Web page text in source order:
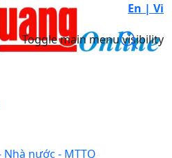
En | Vi
Toggle main menu visibility
nước - MTTQ